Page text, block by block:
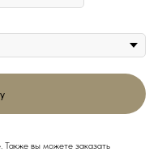
Также вы можете заказать